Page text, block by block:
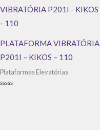
PLATAFORMA VIBRATÓRIA
P201I – KIKOS – 110
Plataformas Elevatórias